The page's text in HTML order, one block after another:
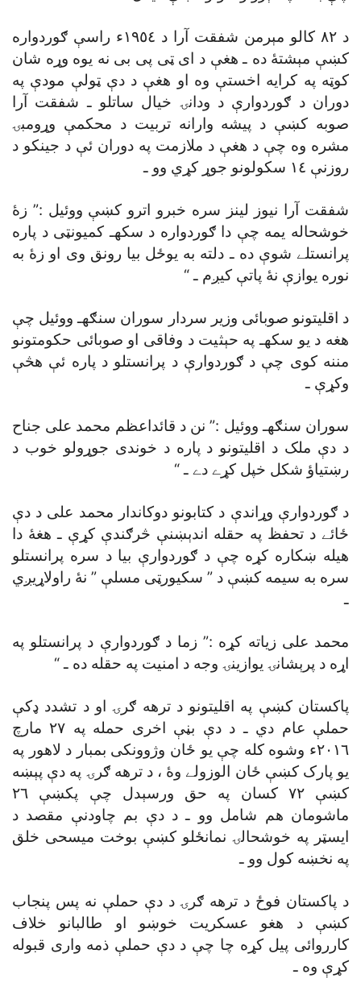
د ٨٢ کالو مېرمن شفقت آرا د ١٩٥٤ء راسې ګوردواره
کښې مېشتۀ ده ـ هغې د اى ټى پى بى نه يوه وړه شان
کوټه په کرايه اخستې وه او هغې د دې ټولې مودې په
دوران د ګوردوارې د ودانۍ خيال ساتلو ـ شفقت آرا
صوبه کښې د پيشه وارانه تربيت د محکمې وړومبۍ
مشره وه چې د هغې د ملازمت په دوران ئې د جينکو د
روزنې ١٤ سکولونو جوړ کړي وو ـ
شفقت آرا نيوز لينز سره خبرو اترو کښې ووئيل :” زۀ
خوشحاله يمه چې دا ګوردواره د سکهـ کميونټى د پاره
پرانستلے شوې ده ـ دلته به يوځل بيا رونق وى او زۀ به
نوره يوازې نۀ پاتې کيږم ـ “
د اقليتونو صوبائى وزير سردار سوران سنګهـ ووئيل چې
هغه د يو سکهـ په حېثيت د وفاقى او صوبائى حکومتونو
مننه کوى چې د ګوردوارې د پرانستلو د پاره ئې هڅې
وکړې ـ
سوران سنګهـ ووئيل :” نن د قائداعظم محمد على جناح
د دې ملک د اقليتونو د پاره د خوندى جوړولو خوب د
رښتياؤ شکل خپل کړے دے ـ “
د ګوردوارې وړاندې د کتابونو دوکاندار محمد على د دې
ځائے د تحفظ په حقله اندېښنې څرګندې کړې ـ هغۀ دا
هيله ښکاره کړه چې د ګوردوارې بيا د سره پرانستلو
سره به سيمه کښې د ” سکيورټى مسلې ” نۀ راولاړيږي
ـ
محمد على زياته کړه :” زما د ګوردوارې د پرانستلو په
اړه د پرېشانۍ يوازينۍ وجه د امنيت په حقله ده ـ “
پاکستان کښې په اقليتونو د ترهه ګرۍ او د تشدد ډکې
حملې عام دي ـ د دې بڼې اخرى حمله په ٢٧ مارچ
٢٠١٦ء وشوه کله چې يو ځان وژوونکى بمبار د لاهور په
يو پارک کښې ځان الوزولے وۀ ، د ترهه ګرۍ په دې پېښه
کښې ٧٢ کسان په حق ورسېدل چې پکښې ٢٦
ماشومان هم شامل وو ـ د دې بم چاودنې مقصد د
ايسټر په خوشحالۍ نمانځلو کښې بوخت ميسحى خلق
په نخښه کول وو ـ
د پاکستان فوځ د ترهه ګرۍ د دې حملې نه پس پنجاب
کښې د هغو عسکريت خوښو او طالبانو خلاف
کارروائى پيل کړه چا چې د دې حملې ذمه وارى قبوله
کړې وه ـ